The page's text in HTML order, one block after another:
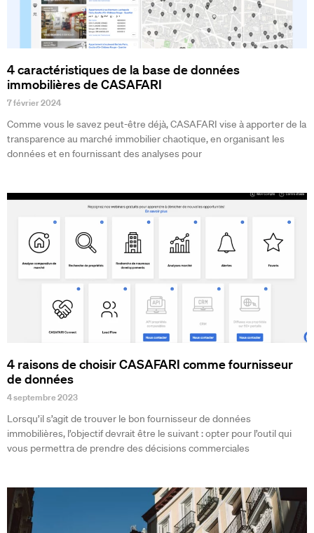
4 caractéristiques de la base de données
immobilières de CASAFARI
7 février 2024
Comme vous le savez peut-être déjà, CASAFARI vise à apporter de la
transparence au marché immobilier chaotique, en organisant les
données et en fournissant des analyses pour
4 raisons de choisir CASAFARI comme fournisseur
de données
4 septembre 2023
Lorsqu’il s’agit de trouver le bon fournisseur de données
immobilières, l’objectif devrait être le suivant : opter pour l’outil qui
vous permettra de prendre des décisions commerciales